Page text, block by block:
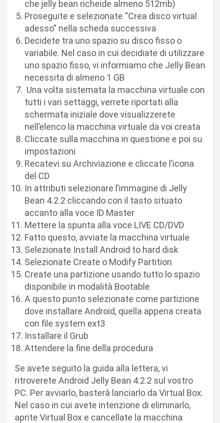
che jelly bean richeide almeno 512mb)
Proseguite e selezionate “Crea disco virtual
adesso” nella scheda successiva
Decidete tra uno spazio su disco fisso o
variabile. Nel caso in cui decidiate di utilizzare
uno spazio fisso, vi informiamo che Jelly Bean
necessita di almeno 1 GB
Una volta sistemata la macchina virtuale con
tutti i vari settaggi, verrete riportati alla
schermata iniziale dove visualizzerete
nell’elenco la macchina virtuale da voi creata
Cliccate sulla macchina in questione e poi su
impostazioni
Recatevi su Archiviazione e cliccate l’icona
del CD
In attributi selezionare l’immagine di Jelly
Bean 4.2.2 cliccando con il tasto situato
accanto alla voce ID Master
Mettere la spunta alla voce LIVE CD/DVD
Fatto questo, avviate la macchina virtuale
Selezionate Install Android to hard disk
Selezionate Create o Modify Partition
Create una partizione usando tutto lo spazio
disponibile in modalità Bootable
A questo punto selezionate come partizione
dove installare Android, quella appena creata
con file system ext3
Installare il Grub
Attendere la fine della procedura
Se avete seguito la guida alla lettera, vi
ritroverete Android Jelly Bean 4.2.2 sul vostro
PC. Per avviarlo, basterà lanciarlo da Virtual Box.
Nel caso in cui avete intenzione di eliminarlo,
aprite Virtual Box e cancellate la macchina